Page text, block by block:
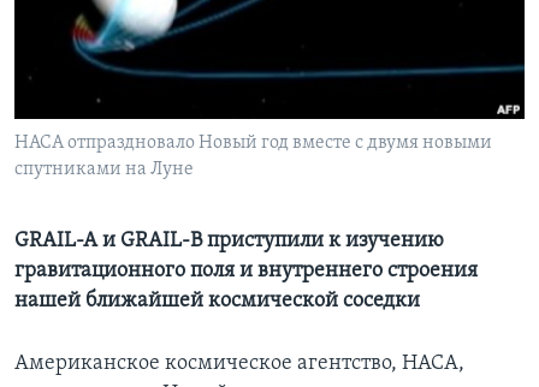
Learning English
СОЦИАЛЬНЫЕ СЕТИ
НАСА отпраздновало Новый год вместе с двумя новыми
спутниками на Луне
GRAIL-A и GRAIL-B приступили к изучению
гравитационного поля и внутреннего строения
нашей ближайшей космической соседки
Американское космическое агентство, НАСА,